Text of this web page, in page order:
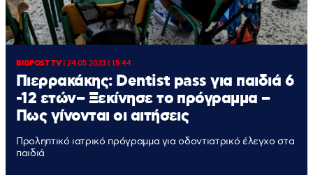
BIGPOST TV|24.05.2023 | 15:44
Πιερρακάκης: Dentist pass για παιδιά 6
-12 ετών– Ξεκίνησε το πρόγραμμα –
Πως γίνονται οι αιτήσεις
Προληπτικό ιατρικό πρόγραμμα για οδοντιατρικό έλεγχο στα
παιδιά